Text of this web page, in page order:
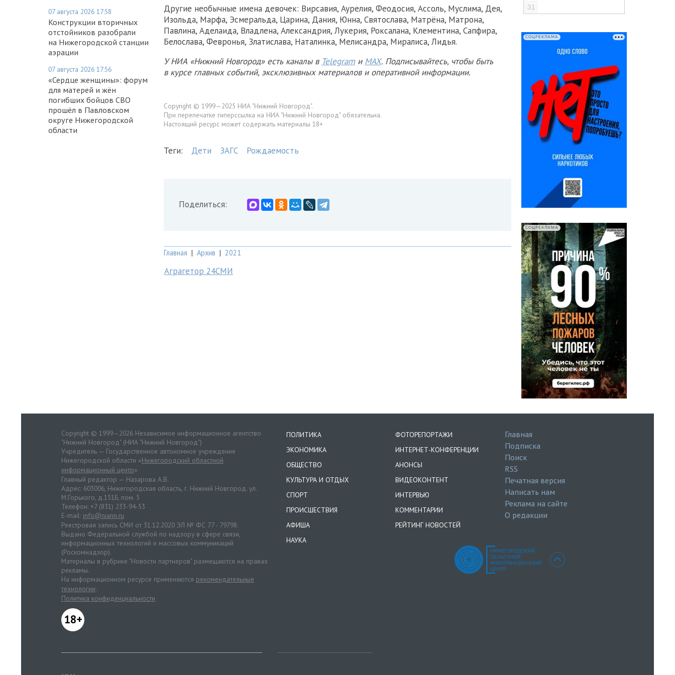
07 августа 2026 17:58
Конструкции вторичных
отстойников разобрали
на Нижегородской станции
аэрации
07 августа 2026 17:56
«Сердце женщины»: форум
для матерей и жён
погибших бойцов СВО
прошёл в Павловском
округе Нижегородской
области
Другие необычные имена девочек: Вирсавия, Аурелия, Феодосия, Ассоль, Муслима, Дея,
Изольда, Марфа, Эсмеральда, Царина, Дания, Юнна, Святослава, Матрёна, Матрона,
Павлина, Аделаида, Владлена, Александрия, Лукерия, Роксалана, Клементина, Сапфира,
Белослава, Февронья, Златислава, Наталинка, Мелисандра, Миралиса, Лидья.
У НИА «Нижний Новгород» есть каналы в Telegram и MAX. Подписывайтесь, чтобы быть
в курсе главных событий, эксклюзивных материалов и оперативной информации.
Copyright © 1999—2025 НИА "Нижний Новгород".
При перепечатке гиперссылка на НИА "Нижний Новгород" обязательна.
Настоящий ресурс может содержать материалы 18+
Теги: Дети ЗАГС Рождаемость
Поделиться:
Главная | Архив | 2021
Аграгетор 24СМИ
31
СОЦРЕКЛАМА
СОЦРЕКЛАМА
Copyright © 1999—2026 Независимое информационное агентство
"Нижний Новгород" (НИА "Нижний Новгород")
Учредитель — Государственное автономное учреждение
Нижегородской области «Нижегородский областной
информационный центр»
Главный редактор — Назарова А.В.
Адрес: 603006, Нижегородская область, г. Нижний Новгород. ул.
М.Горького, д.151Б, пом. 5
Телефон: +7 (831) 233-94-53
E-mail: info@niann.ru
Реестровая запись СМИ от 31.12.2020 ЭЛ № ФС 77 - 79798.
Выдано Федеральной службой по надзору в сфере связи,
информационных технологий и массовых коммуникаций
(Роскомнадзор).
Материалы в рубрике "Новости партнеров" размещаются на правах
рекламы.
На информационном ресурсе применяются рекомендательные
технологии.
Политика конфиденциальности
18+
ПОЛИТИКА
ЭКОНОМИКА
ОБЩЕСТВО
КУЛЬТУРА И ОТДЫХ
СПОРТ
ПРОИСШЕСТВИЯ
АФИША
НАУКА
ФОТОРЕПОРТАЖИ
ИНТЕРНЕТ-КОНФЕРЕНЦИИ
АНОНСЫ
ВИДЕОКОНТЕНТ
ИНТЕРВЬЮ
КОММЕНТАРИИ
РЕЙТИНГ НОВОСТЕЙ
Главная
Подписка
Поиск
RSS
Печатная версия
Написать нам
Реклама на сайте
О редакции